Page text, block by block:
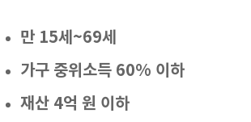
만 15세~69세
가구 중위소득 60% 이하
재산 4억 원 이하